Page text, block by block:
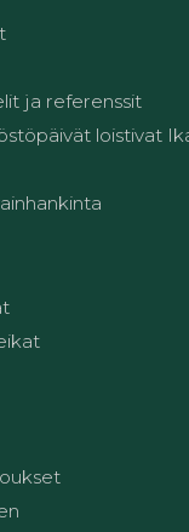
ja referenssit
loistivat